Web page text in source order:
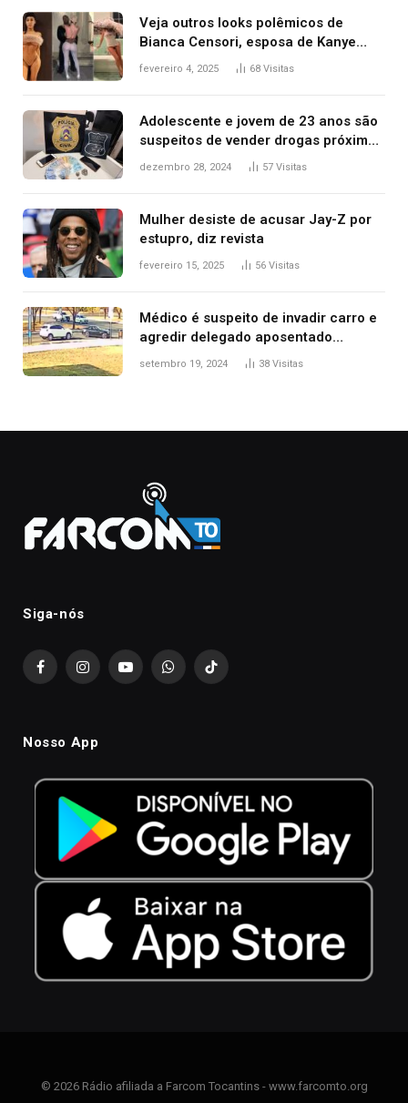
Veja outros looks polêmicos de
Bianca Censori, esposa de Kanye
West que apareceu nua no Grammy
fevereiro 4, 2025 68 Visitas
Adolescente e jovem de 23 anos são
suspeitos de vender drogas próximo
de delegacia e escola, diz polícia
dezembro 28, 2024 57 Visitas
Mulher desiste de acusar Jay-Z por
estupro, diz revista
fevereiro 15, 2025 56 Visitas
Médico é suspeito de invadir carro e
agredir delegado aposentado
durante confusão no trânsito
setembro 19, 2024 38 Visitas
Siga-nós
FacebookInstagramYouTubeWhatsAppTikTok
Nosso App
© 2026 Rádio afiliada a Farcom Tocantins - www.farcomto.org